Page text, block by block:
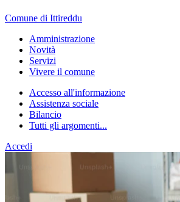
Comune di Ittireddu
Amministrazione
Novità
Servizi
Vivere il comune
Accesso all'informazione
Assistenza sociale
Bilancio
Tutti gli argomenti...
Accedi